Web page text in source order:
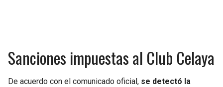
SAINTS
Sanciones impuestas al Club Celaya
De acuerdo con el comunicado oficial, se detectó la